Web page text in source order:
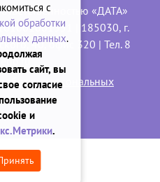
«ДАТА»
| 185030, г.
40, офис 320 | Тел. 8
персональных
с
обработки
данных.
сайт, вы
согласие
и
.